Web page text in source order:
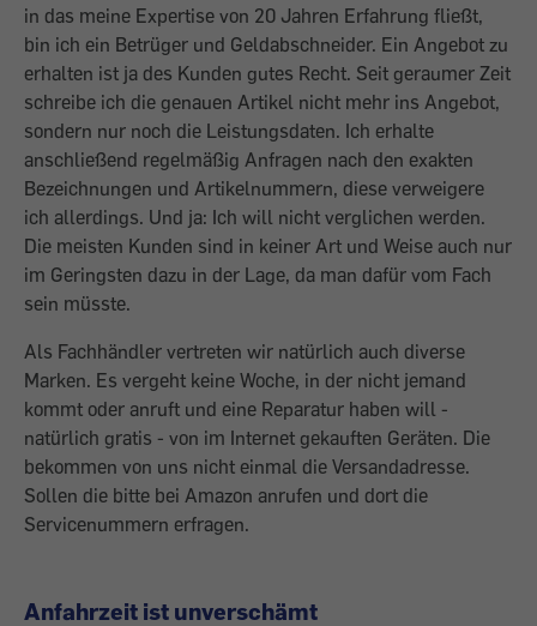
in das meine Expertise von 20 Jahren Erfahrung fließt,
bin ich ein Betrüger und Geldabschneider. Ein Angebot zu
erhalten ist ja des Kunden gutes Recht. Seit geraumer Zeit
schreibe ich die genauen Artikel nicht mehr ins Angebot,
sondern nur noch die Leistungsdaten. Ich erhalte
anschließend regelmäßig Anfragen nach den exakten
Bezeichnungen und Artikelnummern, diese verweigere
ich allerdings. Und ja: Ich will nicht verglichen werden.
Die meisten Kunden sind in keiner Art und Weise auch nur
im Geringsten dazu in der Lage, da man dafür vom Fach
sein müsste.
Als Fachhändler vertreten wir natürlich auch diverse
Marken. Es vergeht keine Woche, in der nicht jemand
kommt oder anruft und eine Reparatur haben will -
natürlich gratis - von im Internet gekauften Geräten. Die
bekommen von uns nicht einmal die Versandadresse.
Sollen die bitte bei Amazon anrufen und dort die
Servicenummern erfragen.
Anfahrzeit ist unverschämt